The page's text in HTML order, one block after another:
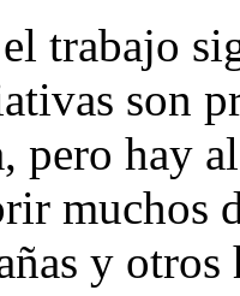
trabajo
son
pero hay
muchos
y